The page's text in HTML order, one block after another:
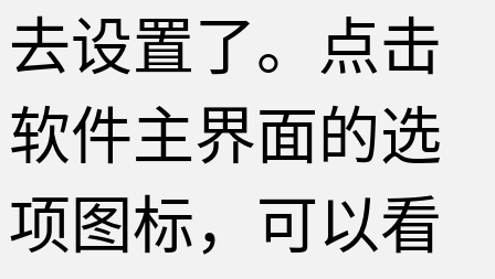
去设置了。点击
软件主界面的选
项图标，可以看